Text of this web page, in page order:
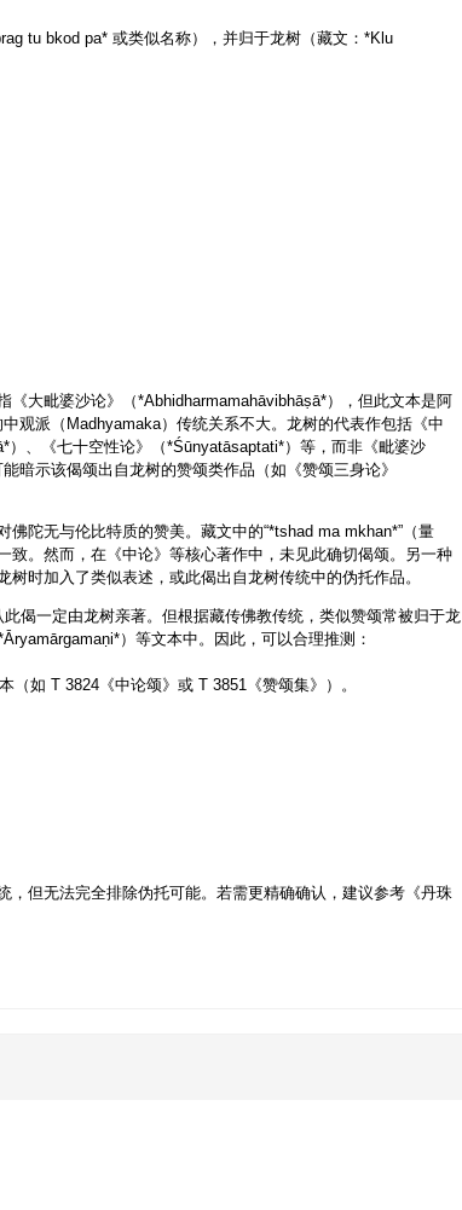
tu bkod pa* 或类似名称），并归于龙树（藏文：*Klu
大毗婆沙论》（*Abhidharmamahāvibhāṣā*），但此文本是阿
观派（Madhyamaka）传统关系不大。龙树的代表作包括《中
、《七十空性论》（*Śūnyatāsaptati*）等，而非《毗婆沙
暗示该偈颂出自龙树的赞颂类作品（如《赞颂三身论》
陀无与伦比特质的赞美。藏文中的“*tshad ma mkhan*”（量
。然而，在《中论》等核心著作中，未见此确切偈颂。另一种
时加入了类似表述，或此偈出自龙树传统中的伪托作品。
偈一定由龙树亲著。但根据藏传佛教传统，类似赞颂常被归于龙
）等文本中。因此，可以合理推测：
如 T 3824《中论颂》或 T 3851《赞颂集》）。
但无法完全排除伪托可能。若需更精确确认，建议参考《丹珠